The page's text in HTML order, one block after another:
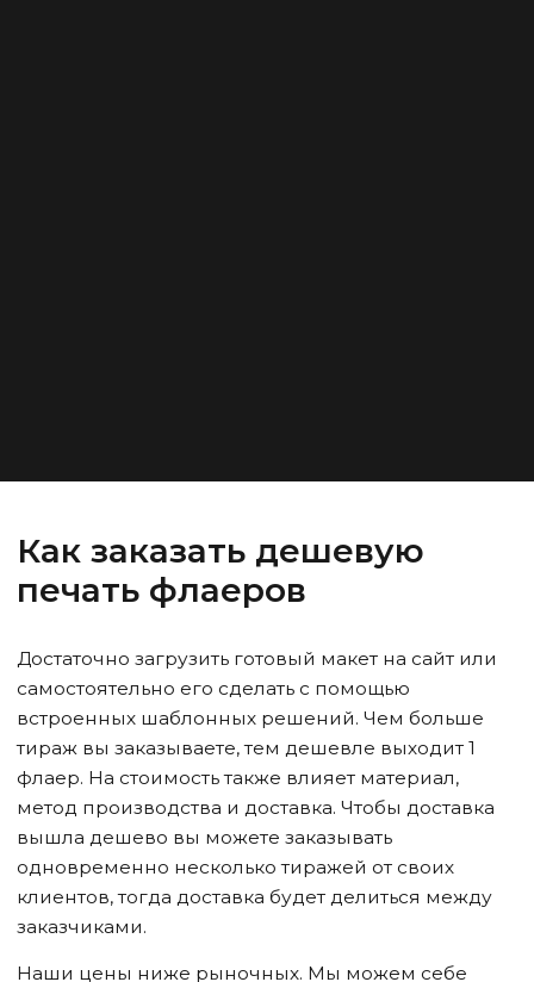
Как заказать дешевую
печать флаеров
Достаточно загрузить готовый макет на сайт или
самостоятельно его сделать с помощью
встроенных шаблонных решений. Чем больше
тираж вы заказываете, тем дешевле выходит 1
флаер. На стоимость также влияет материал,
метод производства и доставка. Чтобы доставка
вышла дешево вы можете заказывать
одновременно несколько тиражей от своих
клиентов, тогда доставка будет делиться между
заказчиками.
Наши цены ниже рыночных. Мы можем себе